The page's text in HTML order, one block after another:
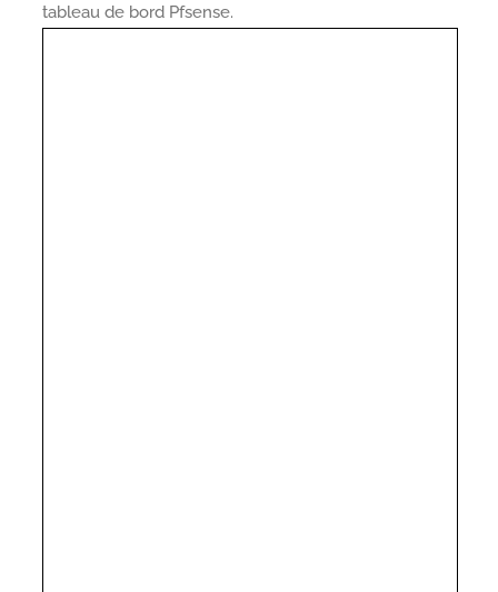
tableau de bord Pfsense.